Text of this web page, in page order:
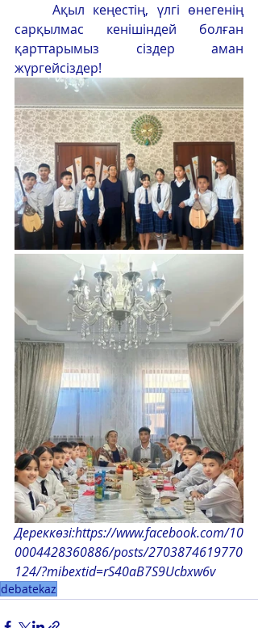
сарқылмас кенішіндей болған
қарттарымыз сіздер аман
жүргейсіздер!
Дереккөзі:https://www.facebook.com/10
0004428360886/posts/2703874619770
124/?mibextid=rS40aB7S9Ucbxw6v
debatekaz